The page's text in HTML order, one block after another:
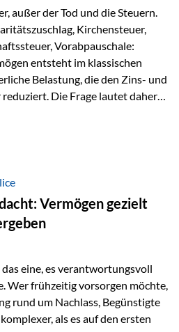
außer der Tod und die Steuern.
Kirchensteuer,
Vorabpauschale:
entsteht im klassischen
Belastung, die den Zins- und
Die Frage lautet daher:
– sondern möglichst lange im
Fondsbesteuerung
Kein steuerlicher Abzug
Gebühren /
Steuerreporting erforderlich
werden laufend
Vermögen gezielt
eine, es verantwortungsvoll
Wer frühzeitig vorsorgen möchte,
rund um Nachlass, Begünstigte
als es auf den ersten